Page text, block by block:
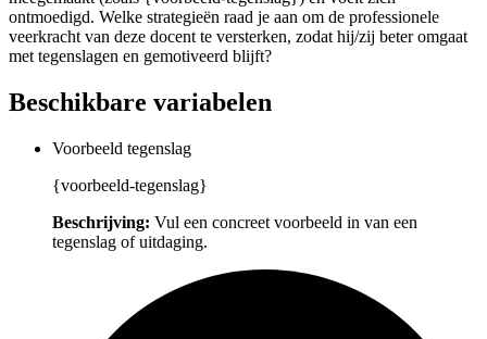
ontmoedigd. Welke strategieën raad je aan om de professionele
veerkracht van deze docent te versterken, zodat hij/zij beter omgaat
met tegenslagen en gemotiveerd blijft?
Beschikbare variabelen
Voorbeeld tegenslag
{voorbeeld-tegenslag}
Beschrijving: Vul een concreet voorbeeld in van een
tegenslag of uitdaging.